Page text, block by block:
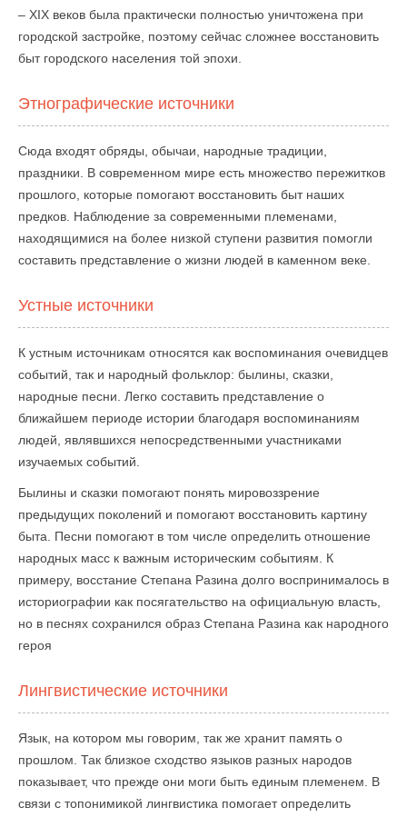
– XIX веков была практически полностью уничтожена при
городской застройке, поэтому сейчас сложнее восстановить
быт городского населения той эпохи.
Этнографические источники
Сюда входят обряды, обычаи, народные традиции,
праздники. В современном мире есть множество пережитков
прошлого, которые помогают восстановить быт наших
предков. Наблюдение за современными племенами,
находящимися на более низкой ступени развития помогли
составить представление о жизни людей в каменном веке.
Устные источники
К устным источникам относятся как воспоминания очевидцев
событий, так и народный фольклор: былины, сказки,
народные песни. Легко составить представление о
ближайшем периоде истории благодаря воспоминаниям
людей, являвшихся непосредственными участниками
изучаемых событий.
Былины и сказки помогают понять мировоззрение
предыдущих поколений и помогают восстановить картину
быта. Песни помогают в том числе определить отношение
народных масс к важным историческим событиям. К
примеру, восстание Степана Разина долго воспринималось в
историографии как посягательство на официальную власть,
но в песнях сохранился образ Степана Разина как народного
героя
Лингвистические источники
Язык, на котором мы говорим, так же хранит память о
прошлом. Так близкое сходство языков разных народов
показывает, что прежде они моги быть единым племенем. В
связи с топонимикой лингвистика помогает определить